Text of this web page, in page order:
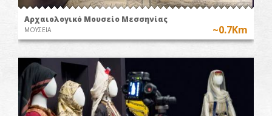
Αρχαιολογικό Μουσείο Μεσσηνίας
ΜΟΥΣΕΙΑ ~0.7Km